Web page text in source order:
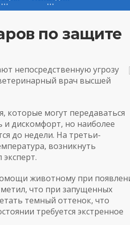
по защите
непосредственную угрозу
врач высшей
которые могут передаваться
и дискомфорт, но наиболее
до недели. На третьи-
возникнуть
животному при
что при запущенных
темный оттенок, что
требуется экстренное